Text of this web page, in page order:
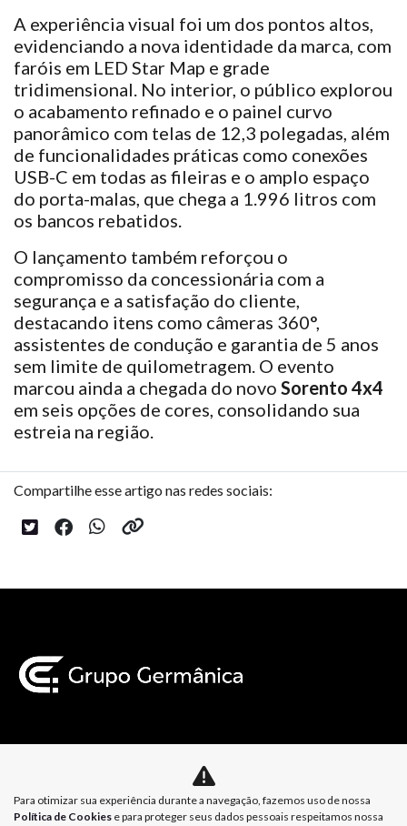
A experiência visual foi um dos pontos altos,
evidenciando a nova identidade da marca, com
faróis em LED Star Map e grade
tridimensional. No interior, o público explorou
o acabamento refinado e o painel curvo
panorâmico com telas de 12,3 polegadas, além
de funcionalidades práticas como conexões
USB-C em todas as fileiras e o amplo espaço
do porta-malas, que chega a 1.996 litros com
os bancos rebatidos.
O lançamento também reforçou o
compromisso da concessionária com a
segurança e a satisfação do cliente,
destacando itens como câmeras 360°,
assistentes de condução e garantia de 5 anos
sem limite de quilometragem. O evento
marcou ainda a chegada do novo Sorento 4x4
em seis opções de cores, consolidando sua
estreia na região.
Compartilhe esse artigo nas redes sociais:
Política de Privacidade Política de Cookies
Para otimizar sua experiência durante a navegação, fazemos uso de nossa
Política de Cookies e para proteger seus dados pessoais respeitamos nossa